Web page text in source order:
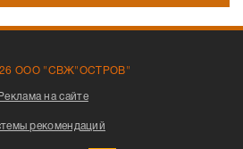
ООО "СВЖ"ОСТРОВ"
Реклама на сайте
рекомендаций